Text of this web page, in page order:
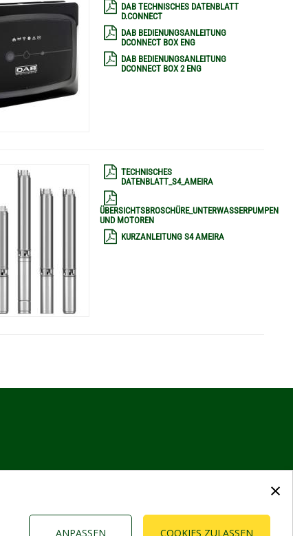
×
COOKIES ZULASSEN
ANPASSEN
DAB TECHNISCHES DATENBLATT
D.CONNECT
DAB BEDIENUNGSANLEITUNG
DCONNECT BOX ENG
DAB BEDIENUNGSANLEITUNG
DCONNECT BOX 2 ENG
TECHNISCHES
DATENBLATT_S4_AMEIRA
ÜBERSICHTSBROSCHÜRE_UNTERWASSERPUMPEN
UND MOTOREN
KURZANLEITUNG S4 AMEIRA